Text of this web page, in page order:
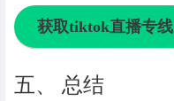
获取tiktok直播专线
五、 总结